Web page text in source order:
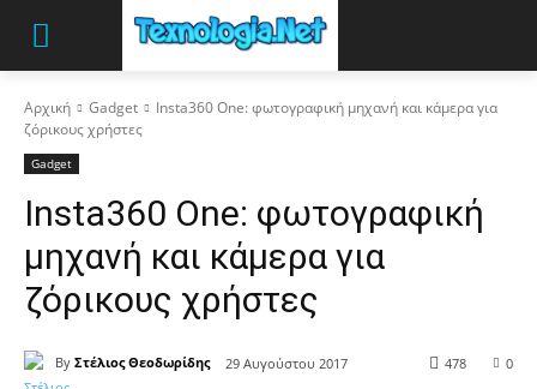
Αρχική Gadget
Insta360 One: φωτογραφική μηχανή και κάμερα για
ζόρικους χρήστες
Gadget
Insta360 One: φωτογραφική
μηχανή και κάμερα για
ζόρικους χρήστες
By Στέλιος Θεοδωρίδης 29 Αυγούστου 2017 0
478